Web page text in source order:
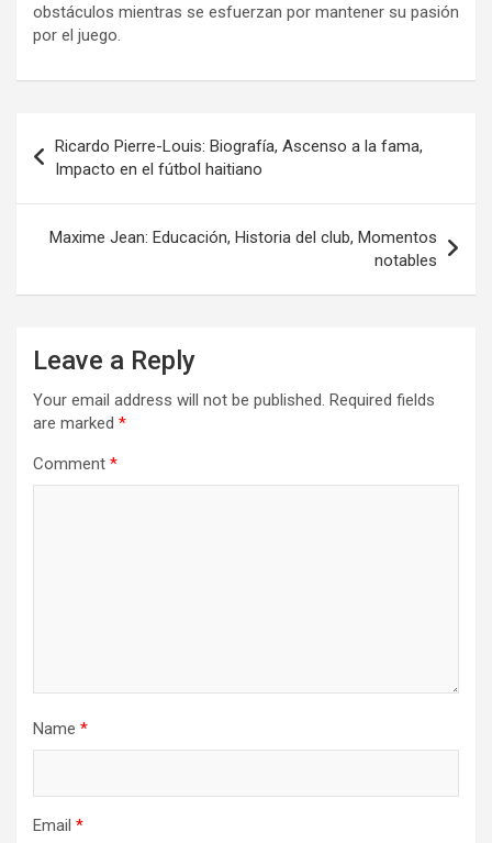
obstáculos mientras se esfuerzan por mantener su pasión
por el juego.
navigation
Ricardo Pierre-Louis: Biografía, Ascenso a la fama,
Impacto en el fútbol haitiano
Maxime Jean: Educación, Historia del club, Momentos
notables
Leave a Reply
Your email address will not be published. Required fields
are marked *
Comment *
Name *
Email *